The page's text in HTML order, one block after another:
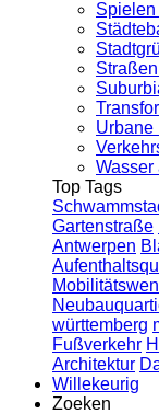
Urbane
Wasser
Top Tags
Gartenstraße
Antwerpen
württemberg
Fußverkehr
Architektur
Willekeurig
Zoeken